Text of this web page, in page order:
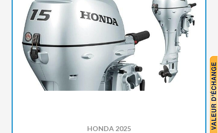
HONDA 2025